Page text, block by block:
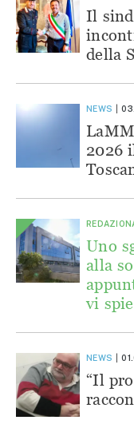
Il
della
NEWS
2026
Uno
alla
vi
NEWS
“Il